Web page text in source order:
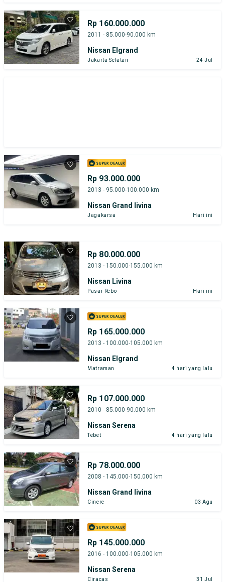
Rp 160.000.000
2011 - 85.000-90.000 km
Nissan Elgrand
Jakarta Selatan 24 Jul
Rp 93.000.000
2013 - 95.000-100.000 km
Nissan Grand livina
Jagakarsa Hari ini
Rp 80.000.000
2013 - 150.000-155.000 km
Nissan Livina
Pasar Rebo Hari ini
Rp 165.000.000
2013 - 100.000-105.000 km
Nissan Elgrand
Matraman 4 hari yang lalu
Rp 107.000.000
2010 - 85.000-90.000 km
Nissan Serena
Tebet 4 hari yang lalu
Rp 78.000.000
2008 - 145.000-150.000 km
Nissan Grand livina
Cinere 03 Agu
Rp 145.000.000
2016 - 100.000-105.000 km
Nissan Serena
Ciracas 31 Jul